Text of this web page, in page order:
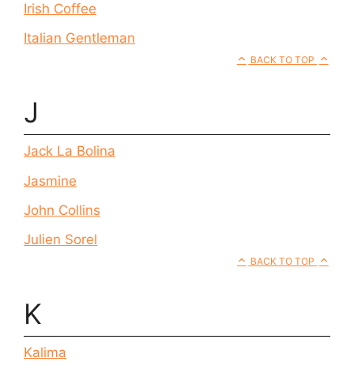
Irish Coffee
Italian Gentleman
BACK TO TOP
J
Jack La Bolina
Jasmine
John Collins
Julien Sorel
BACK TO TOP
K
Kalima